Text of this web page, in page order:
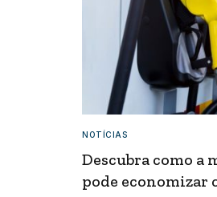
NOTÍCIAS
Descubra como
pode